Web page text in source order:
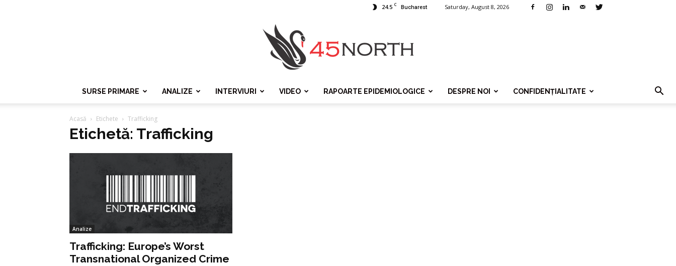
24.5 C Bucharest Saturday, August 8, 2026
SURSE PRIMARE ANALIZE INTERVIURI VIDEO RAPOARTE EPIDEMIOLOGICE DESPRE NOI CONFIDENȚIALITATE
Acasă Etichete Trafficking
Etichetă: Trafficking
Analize
Trafficking: Europe’s Worst
Transnational Organized Crime